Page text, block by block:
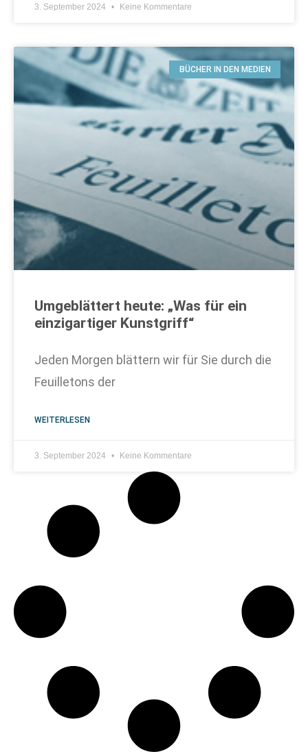
3. September 2024 Keine Kommentare
BÜCHER IN DEN MEDIEN
Umgeblättert heute: „Was für ein
einzigartiger Kunstgriff“
Jeden Morgen blättern wir für Sie durch die
Feuilletons der
WEITERLESEN
3. September 2024 Keine Kommentare